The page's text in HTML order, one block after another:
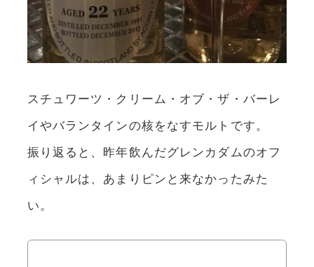
スチュワーツ・クリーム・オブ・ザ・バーレ
イやバランタインの核をなすモルトです。
振り返ると、昨年飲んだグレンカダムのオフ
ィシャルは、あまりピンと来なかったみた
い。